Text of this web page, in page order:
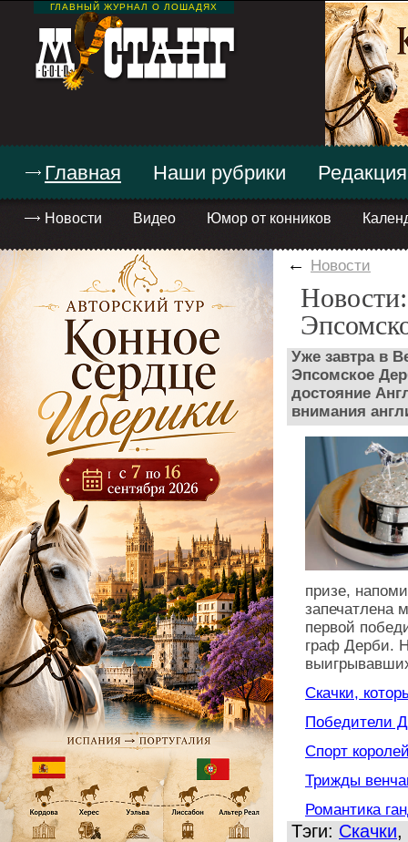
ГЛАВНЫЙ ЖУРНАЛ О ЛОШАДЯХ
Главная
Новости Видео Юмор от конников
Наши рубрики Редакция
← Новости
Уже завтра в
Эпсомское
достояние
внимания
призе,
запечатлена
первой
граф Дерби.
Скачки,
Победители
Спорт
Трижды
Романтика
Тэги: Скачки,